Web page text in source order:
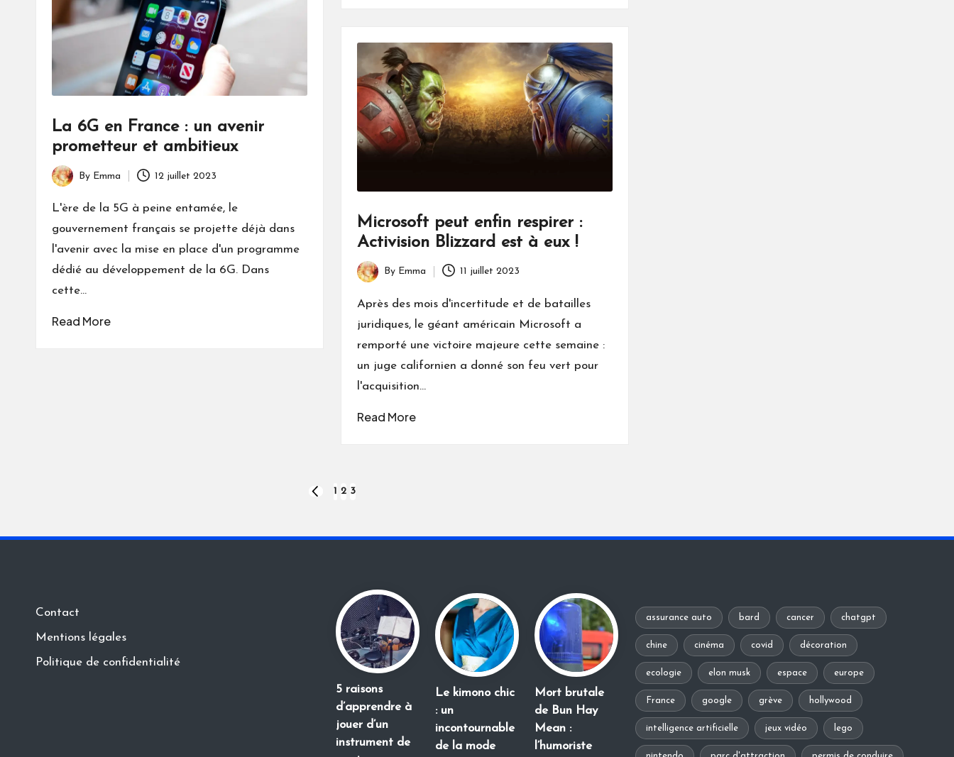
La 6G en France : un avenir
prometteur et ambitieux
Posted
by
By Emma 12 juillet 2023
L'ère de la 5G à peine entamée, le
gouvernement français se projette déjà dans
l'avenir avec la mise en place d'un programme
dédié au développement de la 6G. Dans
cette…
Read More
Microsoft peut enfin respirer :
Activision Blizzard est à eux !
Posted
by
By Emma 11 juillet 2023
Après des mois d'incertitude et de batailles
juridiques, le géant américain Microsoft a
remporté une victoire majeure cette semaine :
un juge californien a donné son feu vert pour
l'acquisition…
Read More
PREVIOUS
1 2 3
Contact
Mentions légales
Politique de confidentialité
5 raisons
d’apprendre à
jouer d’un
instrument de
Le kimono chic
: un
incontournable
de la mode
Mort brutale
de Bun Hay
Mean :
l’humoriste
assurance auto bard cancer chatgpt
chine cinéma covid décoration
ecologie elon musk espace europe
France google grève hollywood
intelligence artificielle jeux vidéo lego